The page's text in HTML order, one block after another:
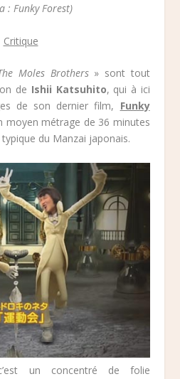
: Funky Forest)
Critique
Moles Brothers» sont tout
de Ishii Katsuhito, qui à ici
de son dernier film, Funky
moyen métrage de 36 minutes
du Manzai japonais.
un concentré de folie